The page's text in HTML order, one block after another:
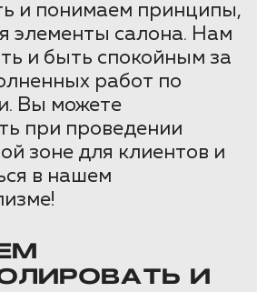
и понимаем принципы,
элементы салона. Нам
и быть спокойным за
работ по
Вы можете
при проведении
зоне для клиентов и
в нашем
И